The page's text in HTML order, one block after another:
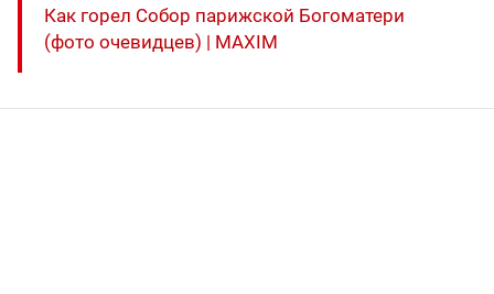
Как горел Собор парижской Богоматери
(фото очевидцев) | MAXIM